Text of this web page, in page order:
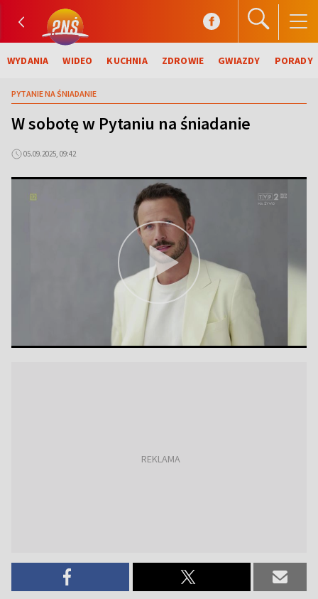
WYDANIA WIDEO KUCHNIA ZDROWIE GWIAZDY PORADY
PYTANIE NA ŚNIADANIE
W sobotę w Pytaniu na śniadanie
05.09.2025, 09:42